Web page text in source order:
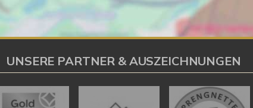
UNSERE PARTNER & AUSZEICHNUNGEN